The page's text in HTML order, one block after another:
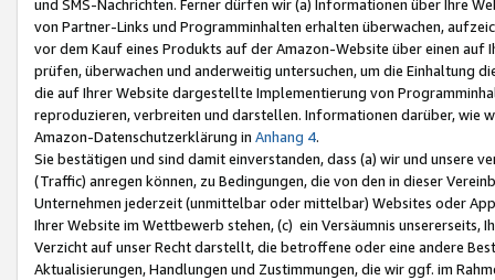
und SMS-Nachrichten. Ferner dürfen wir (a) Informationen über Ihre
von Partner-Links und Programminhalten erhalten überwachen,
vor dem Kauf eines Produkts auf der Amazon-Website über einen
prüfen, überwachen und anderweitig untersuchen, um die Einhaltung
die auf Ihrer Website dargestellte Implementierung von
reproduzieren, verbreiten und darstellen. Informationen darüber, wie
Amazon-Datenschutzerklärung in Anhang 4.
Sie bestätigen und sind damit einverstanden, dass (a) wir und
(Traffic) anregen können, zu Bedingungen, die von den in dieser
Unternehmen jederzeit (unmittelbar oder mittelbar) Websites oder
Ihrer Website im Wettbewerb stehen, (c) ein Versäumnis unsererseits,
Verzicht auf unser Recht darstellt, die betroffene oder eine andere
Aktualisierungen, Handlungen und Zustimmungen, die wir ggf. im